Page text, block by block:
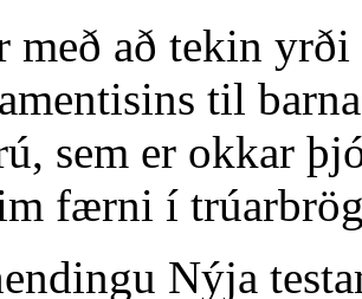
að tekin
til
sem er okkar
færni í
Nýja